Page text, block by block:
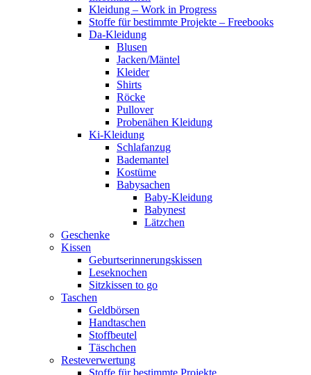
Kleidung – Work in Progress
Stoffe für bestimmte Projekte – Freebooks
Da-Kleidung
Blusen
Jacken/Mäntel
Kleider
Shirts
Röcke
Pullover
Probenähen Kleidung
Ki-Kleidung
Schlafanzug
Bademantel
Kostüme
Babysachen
Baby-Kleidung
Babynest
Lätzchen
Geschenke
Kissen
Geburtserinnerungskissen
Leseknochen
Sitzkissen to go
Taschen
Geldbörsen
Handtaschen
Stoffbeutel
Täschchen
Resteverwertung
Stoffe für bestimmte Projekte